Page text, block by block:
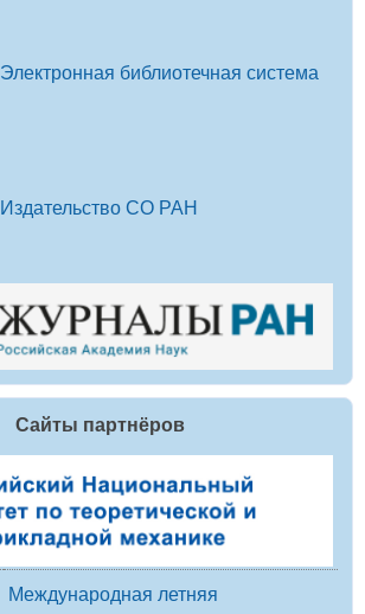
Электронная библиотечная система
Издательство СО РАН
Сайты партнёров
Международная летняя